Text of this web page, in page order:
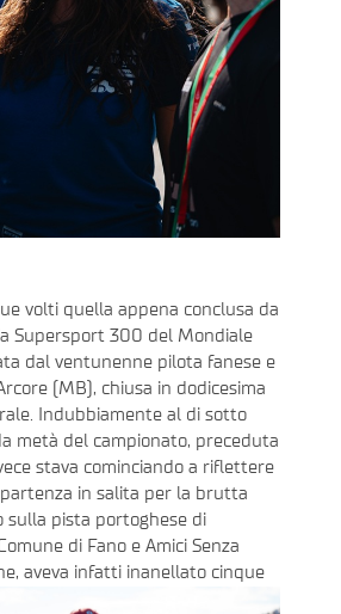
volti quella appena conclusa da
Supersport 300 del Mondiale
dal ventunenne pilota fanese e
(MB), chiusa in dodicesima
Indubbiamente al di sotto
metà del campionato, preceduta
stava cominciando a riflettere
in salita per la brutta
sulla pista portoghese di
di Fano e Amici Senza
aveva infatti inanellato cinque